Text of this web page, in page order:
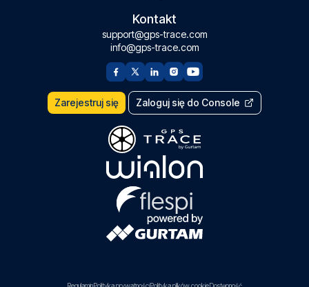
Kontakt
support@gps-trace.com
info@gps-trace.com
Zarejestruj się Zaloguj się do Console